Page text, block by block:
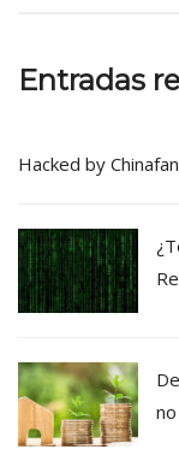
Entradas
Hacked by